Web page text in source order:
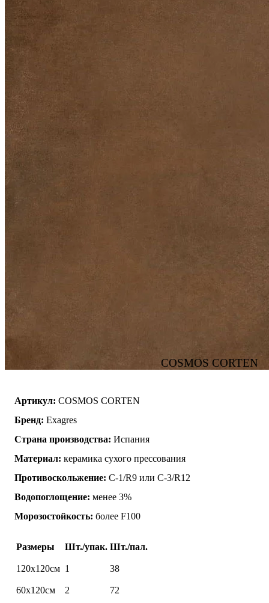
COSMOS CORTEN
Артикул: COSMOS CORTEN
Бренд: Exagres
Страна производства: Испания
Материал: керамика сухого прессования
Противоскольжение: C-1/R9 или C-3/R12
Водопоглощение: менее 3%
Морозостойкость: более F100
Размеры Шт./упак. Шт./пал.
120х120см 1 38
60х120см 2 72